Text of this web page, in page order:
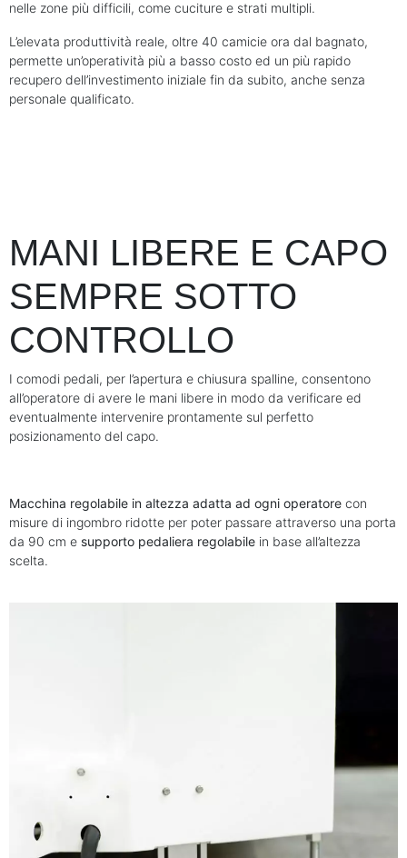
nelle zone più difficili, come cuciture e strati multipli.
L’elevata produttività reale, oltre 40 camicie ora dal bagnato,
permette un’operatività più a basso costo ed un più rapido
recupero dell’investimento iniziale fin da subito, anche senza
personale qualificato.
MANI LIBERE E CAPO
SEMPRE SOTTO
CONTROLLO
I comodi pedali, per l’apertura e chiusura spalline, consentono
all’operatore di avere le mani libere in modo da verificare ed
eventualmente intervenire prontamente sul perfetto
posizionamento del capo.
Macchina regolabile in altezza adatta ad ogni operatore con
misure di ingombro ridotte per poter passare attraverso una porta
da 90 cm e supporto pedaliera regolabile in base all’altezza
scelta.